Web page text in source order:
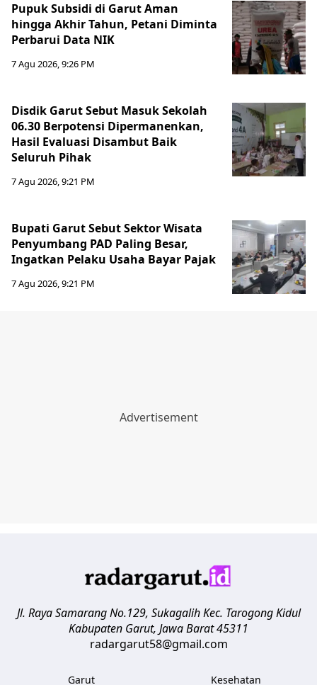
Pupuk Subsidi di Garut Aman
hingga Akhir Tahun, Petani Diminta
Perbarui Data NIK
7 Agu 2026, 9:26 PM
Disdik Garut Sebut Masuk Sekolah
06.30 Berpotensi Dipermanenkan,
Hasil Evaluasi Disambut Baik
Seluruh Pihak
7 Agu 2026, 9:21 PM
Bupati Garut Sebut Sektor Wisata
Penyumbang PAD Paling Besar,
Ingatkan Pelaku Usaha Bayar Pajak
7 Agu 2026, 9:21 PM
Jl. Raya Samarang No.129, Sukagalih Kec. Tarogong Kidul
Kabupaten Garut, Jawa Barat45311
radargarut58@gmail.com
Garut Kesehatan